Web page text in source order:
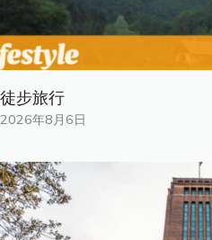
徒步旅行
2026年8月6日